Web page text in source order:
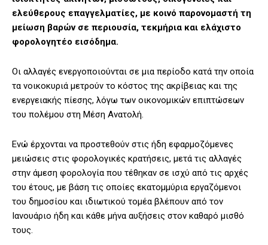
ελεύθερους επαγγελματίες, με κοινό παρονομαστή τη
μείωση βαρών σε περιουσία, τεκμήρια και ελάχιστο
φορολογητέο εισόδημα.
Οι αλλαγές ενεργοποιούνται σε μια περίοδο κατά την οποία
τα νοικοκυριά μετρούν το κόστος της ακρίβειας και της
ενεργειακής πίεσης, λόγω των οικονομικών επιπτώσεων
του πολέμου στη Μέση Ανατολή.
Ενώ έρχονται να προστεθούν στις ήδη εφαρμοζόμενες
μειώσεις στις φορολογικές κρατήσεις, μετά τις αλλαγές
στην άμεση φορολογία που τέθηκαν σε ισχύ από τις αρχές
του έτους, με βάση τις οποίες εκατομμύρια εργαζόμενοι
του δημοσίου και ιδιωτικού τομέα βλέπουν από τον
Ιανουάριο ήδη και κάθε μήνα αυξήσεις στον καθαρό μισθό
τους.